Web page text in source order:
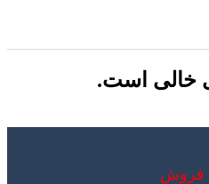
خالی است.
فروش